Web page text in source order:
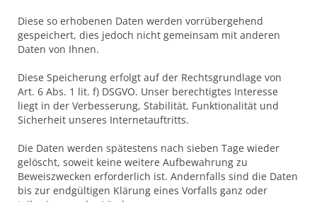
Diese so erhobenen Daten werden vorrübergehend
gespeichert, dies jedoch nicht gemeinsam mit anderen
Daten von Ihnen.
Diese Speicherung erfolgt auf der Rechtsgrundlage von
Art. 6 Abs. 1 lit. f) DSGVO. Unser berechtigtes Interesse
liegt in der Verbesserung, Stabilität, Funktionalität und
Sicherheit unseres Internetauftritts.
Die Daten werden spätestens nach sieben Tage wieder
gelöscht, soweit keine weitere Aufbewahrung zu
Beweiszwecken erforderlich ist. Andernfalls sind die Daten
bis zur endgültigen Klärung eines Vorfalls ganz oder